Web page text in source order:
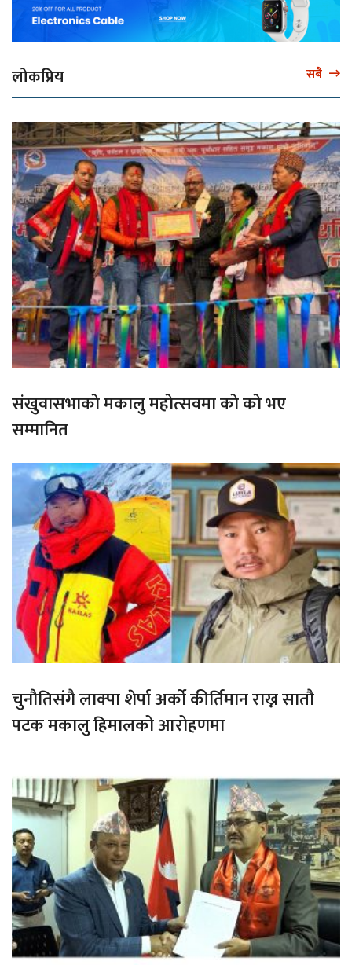
लोकप्रिय सबै
संखुवासभाको मकालु महोत्सवमा को को भए
सम्मानित
चुनौतिसंगै लाक्पा शेर्पा अर्को कीर्तिमान राख्न सातौ
पटक मकालु हिमालको आरोहणमा